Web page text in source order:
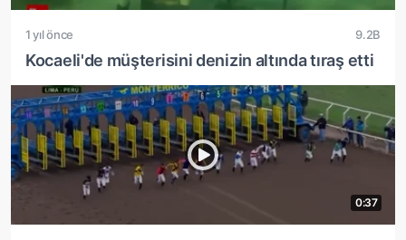
1 yıl önce 9.2B
Kocaeli'de müşterisini denizin altında tıraş etti
0:37